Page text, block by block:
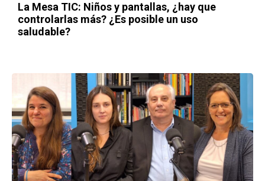
La Mesa TIC: Niños y pantallas, ¿hay que
controlarlas más? ¿Es posible un uso
saludable?